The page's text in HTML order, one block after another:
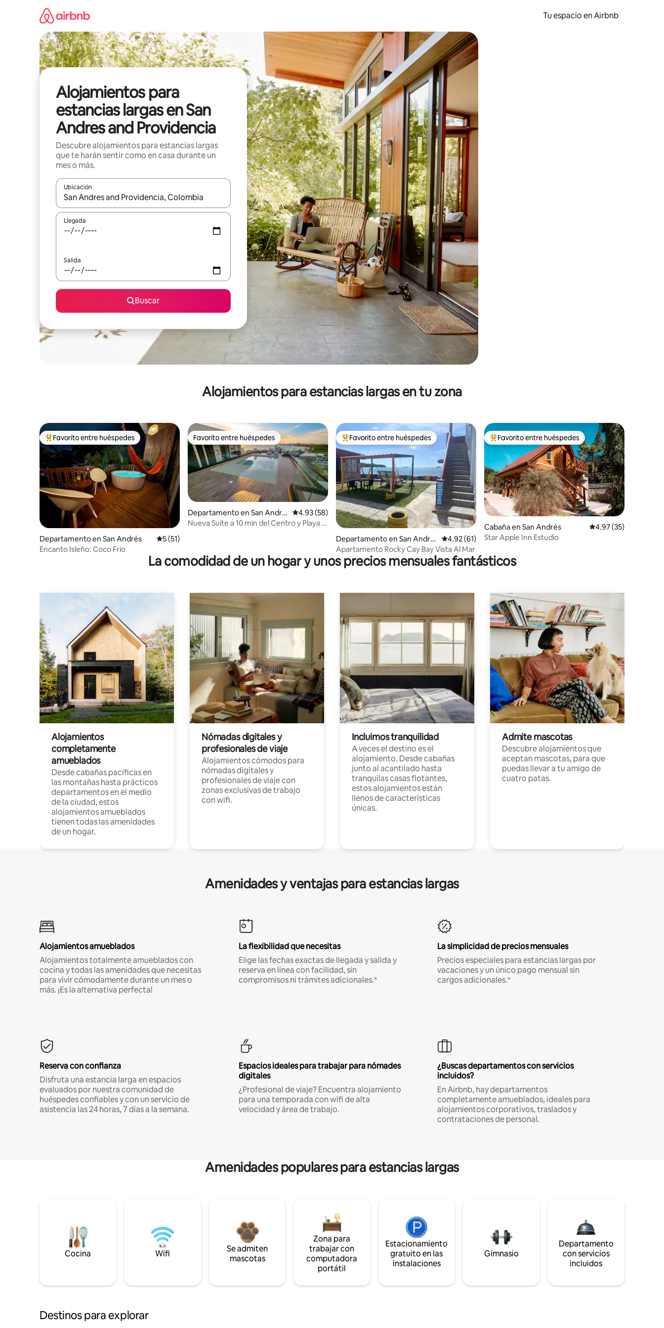
Tu espacio en Airbnb
Alojamientos para
estancias largas en San
Andres and Providencia
Descubre alojamientos para estancias largas
que te harán sentir como en casa durante un
mes o más.
Ubicación
Cuando los resultados estén disponibles, podrás navegar usando las teclas de las flechas hacia arriba y hacia abajo, o bien tocando y deslizando la pantalla.
Llegada
Salida
Buscar
Alojamientos para estancias largas en tu zona
De los mejores en Favorito entre huéspedes
Favorito entre huéspedes
Departamento en San Andrés Calificación promedio: 5 de 5; 51 evaluaciones
5 (51)
Encanto Isleño: Coco Frio
Favorito entre huéspedes
Favorito entre huéspedes
Departamento en San André
s
Calificación promedio: 4.93 de 5; 58 evaluaciones
4.93 (58)
Nueva Suite a 10 min del Centro y Playa /
De los mejores en Favorito entre huéspedes
Favorito entre huéspedes
Departamento en San André
s
Calificación promedio: 4.92 de 5; 61 evaluaciones
4.92 (61)
Apartamento Rocky Cay Bay Vista Al Mar
De los mejores en Favorito entre huéspedes
Favorito entre huéspedes
Cabaña en San Andrés Calificación
4.97 (35)
Star Apple Inn Estudio
La comodidad de un hogar y unos precios mensuales fantásticos
Alojamientos
completamente
amueblados
Desde cabañas pacíficas en
las montañas hasta prácticos
departamentos en el medio
de la ciudad, estos
alojamientos amueblados
tienen todas las amenidades
de un hogar.
Nómadas digitales y
profesionales de viaje
Alojamientos cómodos para
nómadas digitales y
profesionales de viaje con
zonas exclusivas de trabajo
con wifi.
Incluimos tranquilidad
A veces el destino es el
alojamiento. Desde cabañas
junto al acantilado hasta
tranquilas casas flotantes,
estos alojamientos están
llenos de características
únicas.
Admite mascotas
Descubre alojamientos que
aceptan mascotas, para que
puedas llevar a tu amigo de
cuatro patas.
Amenidades y ventajas para estancias largas
Alojamientos amueblados
Alojamientos totalmente amueblados con
cocina y todas las amenidades que necesitas
para vivir cómodamente durante un mes o
más. ¡Es la alternativa perfecta!
La flexibilidad que necesitas
Elige las fechas exactas de llegada y salida y
reserva en línea con facilidad, sin
compromisos ni trámites adicionales.*
La simplicidad de precios mensuales
Precios especiales para estancias largas por
vacaciones y un único pago mensual sin
cargos adicionales.*
Reserva con confianza
Disfruta una estancia larga en espacios
evaluados por nuestra comunidad de
huéspedes confiables y con un servicio de
asistencia las 24 horas, 7 días a la semana.
Espacios ideales para trabajar para nómades
digitales
¿Profesional de viaje? Encuentra alojamiento
para una temporada con wifi de alta
velocidad y área de trabajo.
¿Buscas departamentos con servicios
incluidos?
En Airbnb, hay departamentos
completamente amueblados, ideales para
alojamientos corporativos, traslados y
contrataciones de personal.
Amenidades populares para estancias largas
Cocina Wifi
Se admiten
mascotas
Zona para
trabajar con
computadora
portátil
Estacionamiento
gratuito en las
instalaciones
Gimnasio
Departamento
con servicios
incluidos
Destinos para explorar